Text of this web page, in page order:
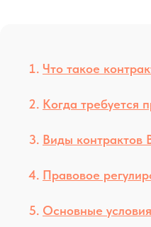
Что такое
Когда требуется
Виды контрактов
Правовое
Основные